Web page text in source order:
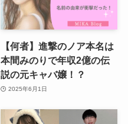
【何者】進撃のノア本名は
本間みのりで年収2億の伝
説の元キャバ嬢！？
2025年6月1日